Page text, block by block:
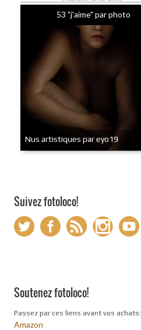
53 "j'aime" par photo
Nus artistiques par eyo19
Suivez fotoloco!
Soutenez fotoloco!
Passez par ces liens avant vos achats:
Amazon